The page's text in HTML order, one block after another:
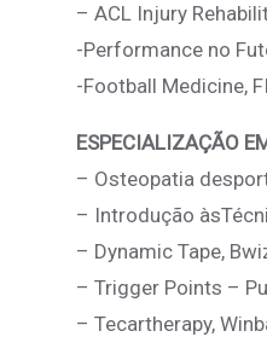
– ACL Injury
-Performance no
-Football Medicine,
ESPECIALIZAÇÃO
– Osteopatia
– Introdução
– Dynamic Tape,
– Trigger Points –
– Tecartherapy,